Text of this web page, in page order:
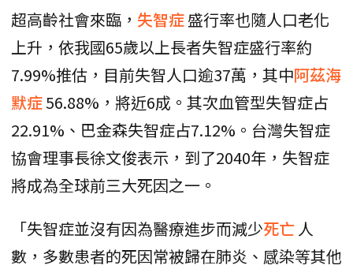
超高齡社會來臨， 失智症盛行率也隨人口老化
上升，依我國65歲以上長者失智症盛行率約
7.99%推估，目前失智人口逾37萬，其中阿茲海
默症56.88%，將近6成。其次血管型失智症占
22.91%、巴金森失智症占7.12%。台灣失智症
協會理事長徐文俊表示，到了2040年，失智症
將成為全球前三大死因之一。
「失智症並沒有因為醫療進步而減少死亡人
數，多數患者的死因常被歸在肺炎、感染等其他